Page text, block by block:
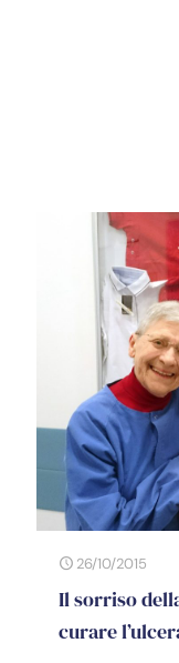
26/10/2015
Il sorriso
curare